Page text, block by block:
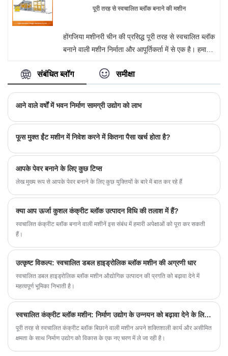
मशीन चक्र को सुचारू किया जाता है जिसके परिणामस्वरूप
यह बुल गियर के त्वरण और मंदी को सटीक रूप से नियंत्रित
करता है, मशीन घटकों पर बल को कम करके मशीन भागों के
जीवन को अधिकतम करता है।
पूरी तरह से स्वचालित ब्लॉक बनाने की मशीन
होंगजिया मशीनरी चीन की प्रसिद्ध पूरी तरह से स्वचालित ब्लॉक
बनाने वाली मशीन निर्माता और आपूर्तिकर्ता में से एक है। हमारा
है। होंगजिया मशीनरी से ईंट बनाने की मशीन खरीदने के लिए
जवाब दिया जा रहा है।
संबंधित ब्लॉग समीक्षा
आने वाले वर्षों में भवन निर्माण सामग्री उद्योग को लाभ
फूस मुक्त ईंट मशीन में निवेश करने में कितना पैसा खर्च होता है?
आपके पेवर बनाने के लिए कुछ टिप्स
लेख मुख्य रूप से आपके पेवर बनाने के लिए कुछ युक्तियों के बारे में बात कर रहे हैं
क्या आप ऊर्जा कुशल कंक्रीट ब्लॉक उत्पादन विधि की तलाश में हैं?
स्वचालित कंक्रीट ब्लॉक बनाने वाली मशीनें इस संबंध में हमारी अपेक्षाओं को पूरा कर सकती
हैं।
उत्कृष्ट विकल्प: स्वचालित डबल हाइड्रोलिक ब्लॉक मशीन की अग्रणी धार
स्वचालित डबल हाइड्रोलिक ब्लॉक मशीन औद्योगिक उत्पादन की प्रगति को बढ़ावा देने में
महत्वपूर्ण भूमिका निभाती है।
स्वचालित कंक्रीट ब्लॉक मशीन: निर्माण उद्योग के उन्नयन को बढ़ावा देने के लिए एक शक्तिशाली उपकरण
पूरी तरह से स्वचालित कंक्रीट ब्लॉक बिछाने वाली मशीन अपने शक्तिशाली कार्य और असीमित
क्षमता के साथ निर्माण उद्योग को विकास के एक नए चरण में ले जा रही है।